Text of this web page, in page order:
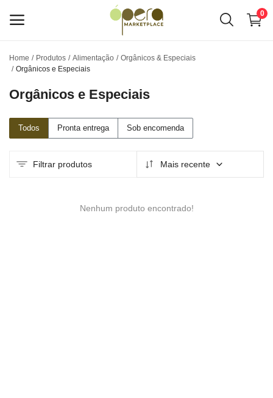
0
Venda
Menu principal
Categorias
Lista de Desejos
Home Produtos Alimentação
Orgânicos & Especiais
Orgânicos e Especiais
Orgânicos e Especiais
Todos Pronta entrega Sob encomenda
Filtrar produtos Mais recente
Nenhum produto encontrado!